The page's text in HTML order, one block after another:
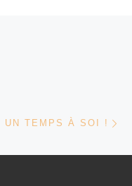
UN TEMPS À SOI !